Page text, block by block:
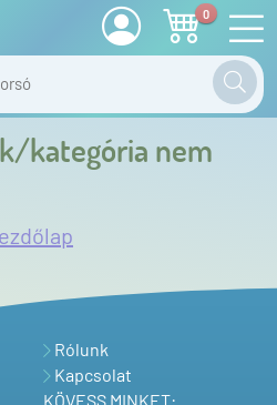
0
kategória nem
Rólunk
Kapcsolat
KÖVESS MINKET: